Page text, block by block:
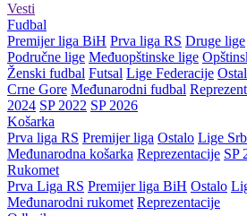
Vesti
Fudbal
Premijer liga BiH Prva liga RS Druge lige
Područne lige Međuopštinske lige
Ženski fudbal Futsal Lige Federacije
Crne Gore Međunarodni fudbal
2024 SP 2022 SP 2026
Košarka
Prva liga RS Premijer liga Ostalo Lige
Međunarodna košarka Reprezentacije SP
Rukomet
Prva Liga RS Premijer liga BiH Ostalo
Međunarodni rukomet Reprezentacije